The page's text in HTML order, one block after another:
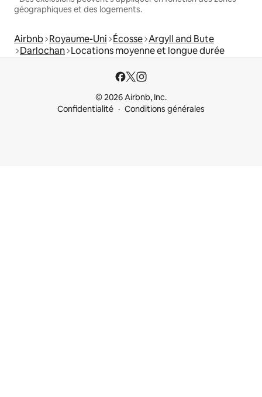
géographiques et des logements.
Airbnb Royaume-Uni Écosse Argyll and Bute
Darlochan Locations moyenne et longue durée
© 2026 Airbnb, Inc.
Confidentialité
Conditions générales